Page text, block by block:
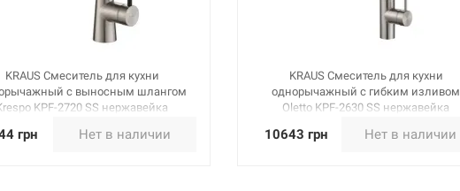
KRAUS Смеситель для кухни
с выносным шлангом
KPF-2720 SS нержавейка
грн Нет в наличии
KRAUS Смеситель для кухни
однорычажный с гибким изливом
Oletto KPF-2630 SS нержавейка
10643 грн Нет в наличии